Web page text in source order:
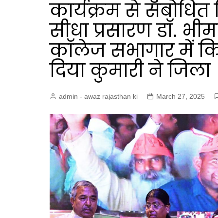
कार्यक्रम से
सीधा प्रसारण डॉ.
कॉलेज सभागार में
दिया कुमारी ने जिला
admin - awaz rajasthan ki March 27, 2025